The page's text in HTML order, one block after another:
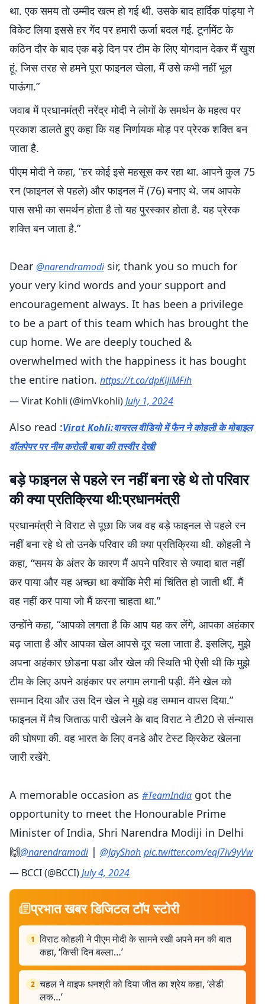
था. एक समय तो उम्मीद खत्म हो गई थी. उसके बाद हार्दिक पांड्या ने
विकेट लिया इससे हर गेंद पर हमारी ऊर्जा बदल गई. टूर्नामेंट के
कठिन दौर के बाद एक बड़े दिन पर टीम के लिए योगदान देकर मैं खुश
हूं. जिस तरह से हमने पूरा फाइनल खेला, मैं उसे कभी नहीं भूल
पाऊंगा.”
जवाब में प्रधानमंत्री नरेंद्र मोदी ने लोगों के समर्थन के महत्व पर
प्रकाश डालते हुए कहा कि यह निर्णायक मोड़ पर प्रेरक शक्ति बन
जाता है.
पीएम मोदी ने कहा, “हर कोई इसे महसूस कर रहा था. आपने कुल 75
रन (फाइनल से पहले) और फाइनल में (76) बनाए थे. जब आपके
पास सभी का समर्थन होता है तो यह पुरस्कार होता है. यह प्रेरक
शक्ति बन जाता है.”
Dear @narendramodisir, thank you so much for
your very kind words and your support and
encouragement always. It has been a privilege
to be a part of this team which has brought the
cup home. We are deeply touched &
overwhelmed with the happiness it has bought
the entire nation. https://t.co/dpKiJiMFih
— Virat Kohli (@imVkohli)July 1, 2024
Also read :Virat Kohli:वायरल वीडियो में फैन ने कोहली के मोबाइल
वॉलपेपर पर नीम करोली बाबा की तस्वीर देखी
बड़े फाइनल से पहले रन नहीं बना रहे थे तो परिवार
की क्या प्रतिक्रिया थी:प्रधानमंत्री
प्रधानमंत्री ने विराट से पूछा कि जब वह बड़े फाइनल से पहले रन
नहीं बना रहे थे तो उनके परिवार की क्या प्रतिक्रिया थी. कोहली ने
कहा, “समय के अंतर के कारण मैं अपने परिवार से ज्यादा बात नहीं
कर पाया और यह अच्छा था क्योंकि मेरी मां चिंतित हो जाती थीं. मैं
वह नहीं कर पाया जो मैं करना चाहता था.”
उन्होंने कहा, “आपको लगता है कि आप यह कर लेंगे, आपका अहंकार
बढ़ जाता है और आपका खेल आपसे दूर चला जाता है. इसलिए, मुझे
अपना अहंकार छोडना पडा और खेल की स्थिति भी ऐसी थी कि मुझे
टीम के लिए अपने अहंकार पर लगाम लगानी पड़ी. मैंने खेल को
सम्मान दिया और उस दिन खेल ने मुझे वह सम्मान वापस दिया.”
फाइनल में मैच जिताऊ पारी खेलने के बाद विराट ने टी20 से संन्यास
की घोषणा की. वह भारत के लिए वनडे और टेस्ट क्रिकेट खेलना
जारी रखेंगे.
A memorable occasion as #TeamIndia got the
opportunity to meet the Honourable Prime
Minister of India, Shri Narendra Modiji in Delhi
🙌@narendramodi| @JayShah pic.twitter.com/eqJ7iv9yVw
— BCCI (@BCCI)July 4, 2024
प्रभात खबर डिजिटल टॉप स्टोरी
1 विराट कोहली ने पीएम मोदी के सामने रखी अपने मन की बात
कहा, ‘किसी दिन बल्ला…’
2 चहल ने वाइफ धनश्री को दिया जीत का श्रेय कहा, ‘लेडी
लक…’